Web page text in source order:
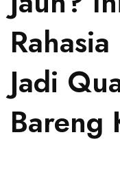
Jadi
Bareng